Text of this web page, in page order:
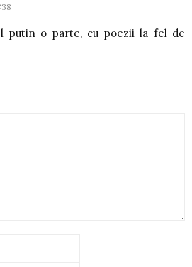
putin o parte, cu poezii la fel de